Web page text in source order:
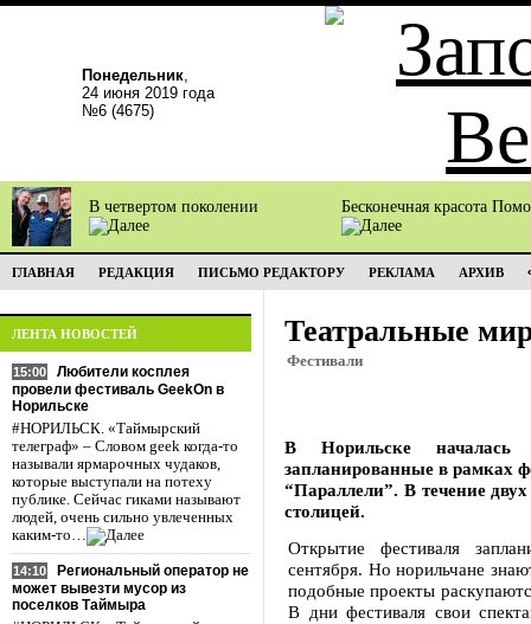
Понедельник,
24 июня 2019 года
№6 (4675)
В четвертом поколении Бесконечная красота
ГЛАВНАЯ РЕДАКЦИЯ ПИСЬМО РЕДАКТОРУ РЕКЛАМА АРХИВ
ЛЕНТА НОВОСТЕЙ
15:00
Любители косплея
провели фестиваль GeekOn в
Норильске
#НОРИЛЬСК. «Таймырский
телеграф» – Словом geek когда-то
называли ярмарочных чудаков,
которые выступали на потеху
публике. Сейчас гиками называют
людей, очень сильно увлеченных
каким-то…
14:10
Региональный оператор не
может вывезти мусор из
поселков Таймыра
Театральные
Фестивали
В Норильске началась
запланированные в рамках
“Параллели”. В течение
столицей.
Открытие фестиваля
сентября. Но норильчане
подобные проекты
В дни фестиваля свои